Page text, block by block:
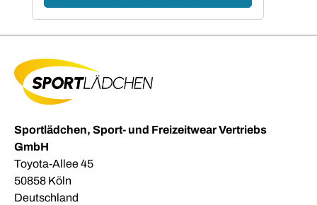
Sportlädchen, Sport- und Freizeitwear Vertriebs
GmbH
Toyota-Allee 45
50858 Köln
Deutschland